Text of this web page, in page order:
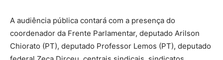
A audiência pública contará com a presença do
coordenador da Frente Parlamentar, deputado Arilson
Chiorato (PT), deputado Professor Lemos (PT), deputado